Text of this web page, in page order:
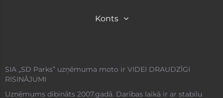
Konts
SIA „SD Parks” uzņēmuma moto ir VIDEI DRAUDZĪGI
RISINĀJUMI
Uzņēmums dibināts 2007.gadā. Darības laikā ir ar stabilu